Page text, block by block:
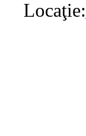
Locaţie: